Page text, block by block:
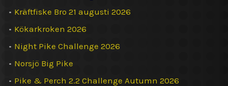
• Kräftfiske Bro 21 augusti 2026
• Kökarkroken 2026
• Night Pike Challenge 2026
• Norsjö Big Pike
• Pike & Perch 2.2 Challenge Autumn 2026